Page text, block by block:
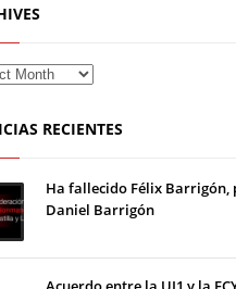
RECIENTES
Ha fallecido Félix Barrigón,
Daniel Barrigón